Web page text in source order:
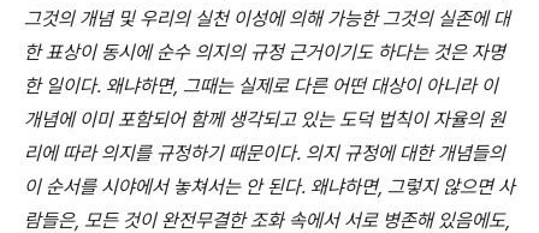
그것의 개념 및 우리의 실천 이성에 의해 가능한 그것의 실존에 대
한 표상이 동시에 순수 의지의 규정 근거이기도 하다는 것은 자명
한 일이다. 왜냐하면, 그때는 실제로 다른 어떤 대상이 아니라 이
개념에 이미 포함되어 함께 생각되고 있는 도덕 법칙이 자율의 원
리에 따라 의지를 규정하기 때문이다. 의지 규정에 대한 개념들의
이 순서를 시야에서 놓쳐서는 안 된다. 왜냐하면, 그렇지 않으면 사
람들은, 모든 것이 완전무결한 조화 속에서 서로 병존해 있음에도,